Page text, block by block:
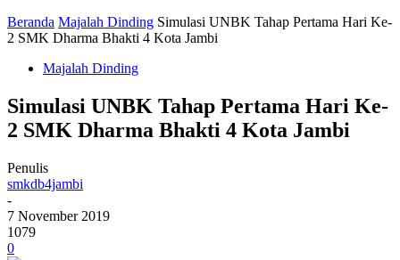
Beranda Majalah Dinding Simulasi UNBK Tahap Pertama Hari Ke-
2 SMK Dharma Bhakti 4 Kota Jambi
Majalah Dinding
Simulasi UNBK Tahap Pertama Hari Ke-
2 SMK Dharma Bhakti 4 Kota Jambi
Penulis
smkdb4jambi
-
7 November 2019
1079
0